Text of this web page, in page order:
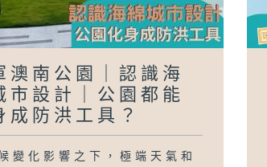
澳南公園｜認識海
市設計｜公園都能
成防洪工具？
變化影響之下，極端天氣和